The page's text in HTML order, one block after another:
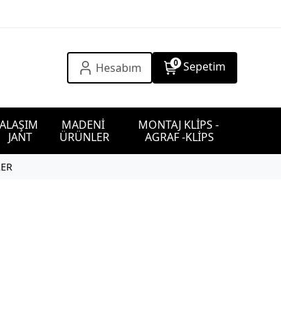
Hesabım 0 Sepetim
ALAŞIM
JANT
MADENİ
ÜRÜNLER
MONTAJ KLİPS -
AGRAF -KLİPS